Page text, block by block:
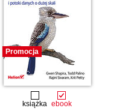
Promocja
książka ebook